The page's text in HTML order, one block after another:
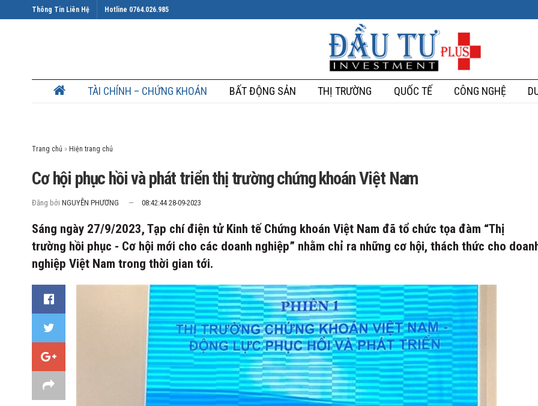
Thông Tin Liên Hệ Hotline 0764.026.985
TÀI CHÍNH – CHỨNG KHOÁN BẤT ĐỘNG SẢN THỊ TRƯỜNG QUỐC TẾ CÔNG NGHỆ
Trang chủ »
Cơ hội phục hồi và phát triển thị trường chứng khoán Việt Nam
Đăng bởi NGUYỄN PHƯƠNG 08:42:44 28-09-2023
Sáng ngày 27/9/2023, Tạp chí điện tử Kinh tế Chứng khoán Việt Nam đã tổ chức tọa đàm “Thị
trường hồi phục - Cơ hội mới cho các doanh nghiệp” nhằm chỉ ra những cơ hội, thách thức cho
nghiệp Việt Nam trong thời gian tới.